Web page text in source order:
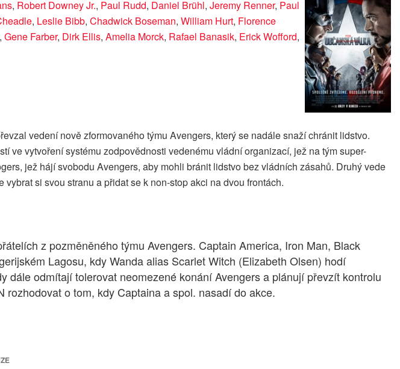
, Robert Downey Jr., Paul Rudd, Daniel Brühl, Jeremy Renner, Paul
, Leslie Bibb, Chadwick Boseman, William Hurt, Florence
, Gene Farber, Dirk Ellis, Amelia Morck, Rafael Banasik, Erick Wofford,
vedení nově zformovaného týmu Avengers, který se nadále snaží chránit lidstvo.
ve vytvoření systému zodpovědnosti vedenému vládní organizací, jež na tým super-
jež hájí svobodu Avengers, aby mohli bránit lidstvo bez vládních zásahů. Druhý vede
si svou stranu a přidat se k non-stop akci na dvou frontách.
z pozměněného týmu Avengers. Captain America, Iron Man, Black
Lagosu, kdy Wanda alias Scarlet Witch (Elizabeth Olsen) hodí
odmítají tolerovat neomezené konání Avengers a plánují převzít kontrolu
o tom, kdy Captaina a spol. nasadí do akce.